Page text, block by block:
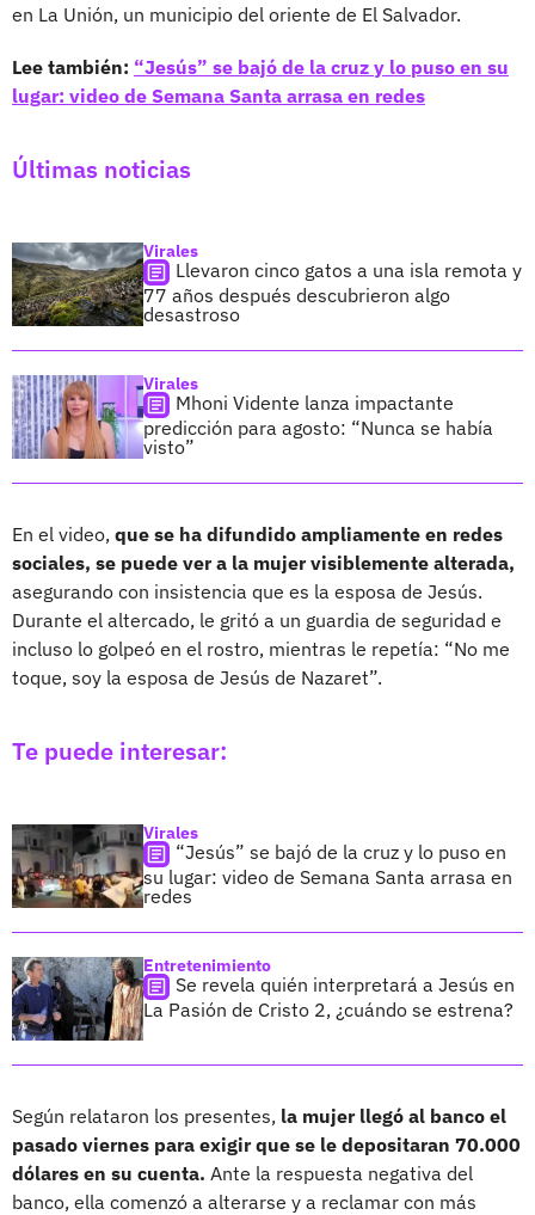
en La Unión, un municipio del oriente de El Salvador.
Lee también: “Jesús” se bajó de la cruz y lo puso en su
lugar: video de Semana Santa arrasa en redes
Últimas noticias
Virales
Llevaron cinco gatos a una isla remota y
77 años después descubrieron algo
desastroso
Virales
Mhoni Vidente lanza impactante
predicción para agosto: “Nunca se había
visto”
En el video, que se ha difundido ampliamente en redes
sociales, se puede ver a la mujer visiblemente alterada,
asegurando con insistencia que es la esposa de Jesús.
Durante el altercado, le gritó a un guardia de seguridad e
incluso lo golpeó en el rostro, mientras le repetía: “No me
toque, soy la esposa de Jesús de Nazaret”.
Te puede interesar:
Virales
“Jesús” se bajó de la cruz y lo puso en
su lugar: video de Semana Santa arrasa en
redes
Entretenimiento
Se revela quién interpretará a Jesús en
La Pasión de Cristo 2, ¿cuándo se estrena?
Según relataron los presentes, la mujer llegó al banco el
pasado viernes para exigir que se le depositaran 70.000
dólares en su cuenta. Ante la respuesta negativa del
banco, ella comenzó a alterarse y a reclamar con más